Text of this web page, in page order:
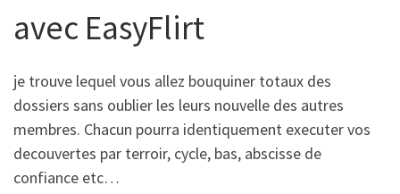
avec EasyFlirt
je trouve lequel vous allez bouquiner totaux des
dossiers sans oublier les leurs nouvelle des autres
membres. Chacun pourra identiquement executer vos
decouvertes par terroir, cycle, bas, abscisse de
confiance etc…